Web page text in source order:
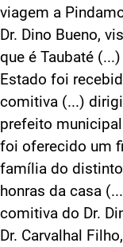
viagem a
Dr. Dino Bueno,
que é Taubaté
Estado foi
comitiva (...)
prefeito
foi oferecido um
família do
honras da casa
comitiva do Dr.
Dr. Carvalhal